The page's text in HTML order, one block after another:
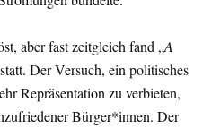
aber fast zeitgleich fand „A
Der Versuch, ein politisches
Repräsentation zu verbieten,
Bürger*innen. Der